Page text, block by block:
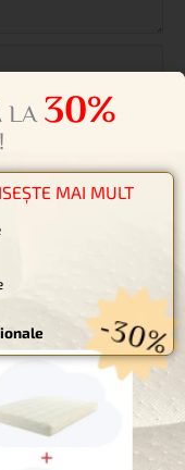
web în acest navigator
LA 30%
MAI MULT